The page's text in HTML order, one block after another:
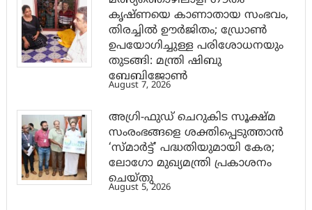
കൃഷ്ണയെ കാണാതായ സംഭവം,
തിരച്ചിൽ ഊർജിതം; ഡ്രോണ്‍
ഉപയോഗിച്ചുള്ള പരിശോധനയും
തുടങ്ങി: മന്ത്രി ഷിബു
ബേബിജോണ്‍
August 7, 2026
അഗ്രി-ഫുഡ് ചെറുകിട സൂക്ഷ്മ
സംരംഭങ്ങളെ ശക്തിപ്പെടുത്താന്‍
‘സ്മാര്‍ട്ട്’ പദ്ധതിയുമായി കേര;
ലോഗോ മുഖ്യമന്ത്രി പ്രകാശനം
ചെയ്തു
August 5, 2026